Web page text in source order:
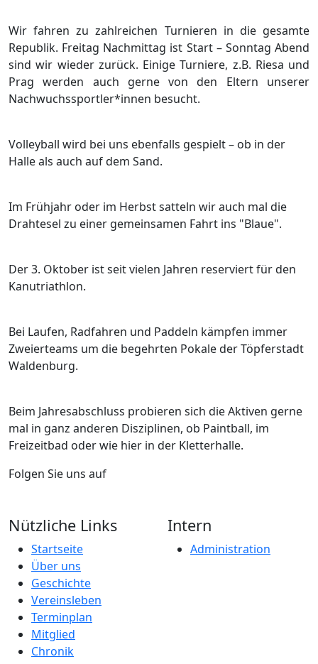
Wir fahren zu zahlreichen Turnieren in die gesamte
Republik. Freitag Nachmittag ist Start – Sonntag Abend
sind wir wieder zurück. Einige Turniere, z.B. Riesa und
Prag werden auch gerne von den Eltern unserer
Nachwuchssportler*innen besucht.
Volleyball wird bei uns ebenfalls gespielt – ob in der
Halle als auch auf dem Sand.
Im Frühjahr oder im Herbst satteln wir auch mal die
Drahtesel zu einer gemeinsamen Fahrt ins "Blaue".
Der 3. Oktober ist seit vielen Jahren reserviert für den
Kanutriathlon.
Bei Laufen, Radfahren und Paddeln kämpfen immer
Zweierteams um die begehrten Pokale der Töpferstadt
Waldenburg.
Beim Jahresabschluss probieren sich die Aktiven gerne
mal in ganz anderen Disziplinen, ob Paintball, im
Freizeitbad oder wie hier in der Kletterhalle.
Folgen Sie uns auf
Nützliche Links
Startseite
Über uns
Geschichte
Vereinsleben
Terminplan
Mitglied
Chronik
Intern
Administration